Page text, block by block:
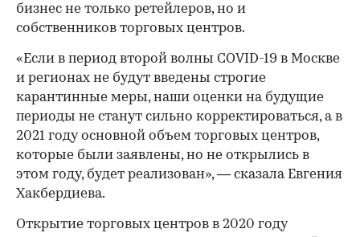
бизнес не только ретейлеров, но и
собственников торговых центров.
«Если в период второй волны COVID-19 в Москве
и регионах не будут введены строгие
карантинные меры, наши оценки на будущие
периоды не станут сильно корректироваться, а в
2021 году основной объем торговых центров,
которые были заявлены, но не открылись в
этом году, будет реализован», — сказала Евгения
Хакбердиева.
Открытие торговых центров в 2020 году